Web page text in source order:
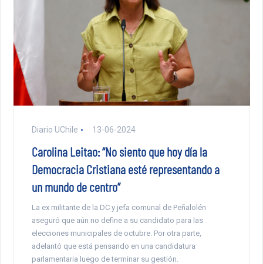
Diario UChile 13-06-2024
Carolina Leitao: “No siento que hoy día la
Democracia Cristiana esté representando a
un mundo de centro”
La ex militante de la DC y jefa comunal de Peñalolén
aseguró que aún no define a su candidato para las
elecciones municipales de octubre. Por otra parte,
adelantó que está pensando en una candidatura
parlamentaria luego de terminar su gestión.